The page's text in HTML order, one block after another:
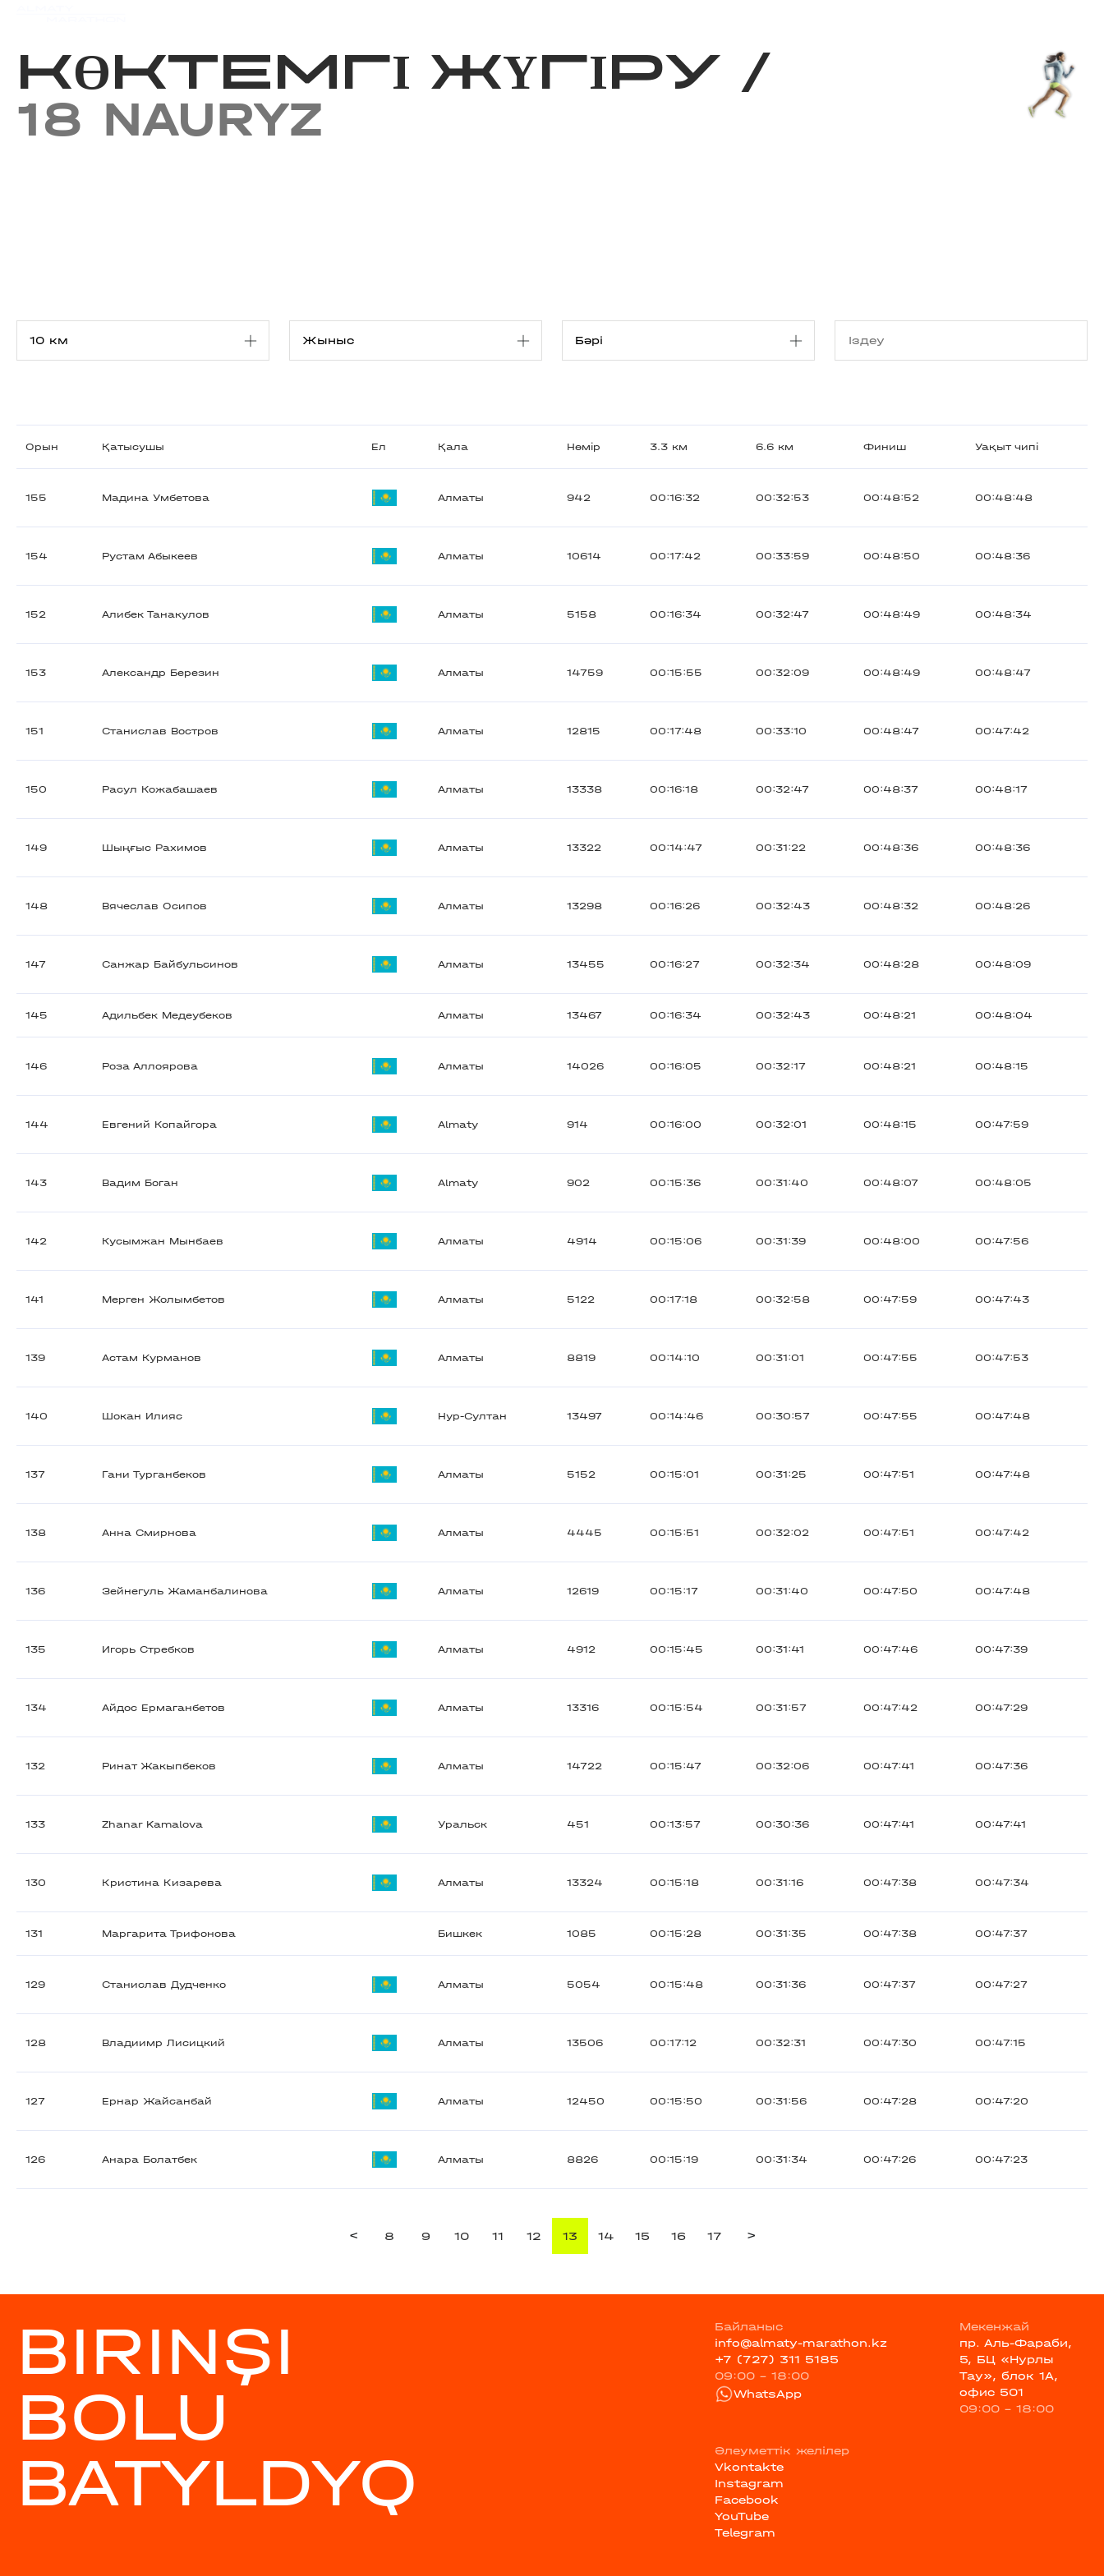
КӨКТЕМГІ ЖҮГІРУ /
18 NAURYZ
Орын Қатысушы Ел Қала Нөмір 3.3 км 6.6 км Финиш Уақыт чипі
155 Мадина Умбетова Алматы 942 00:16:32 00:32:53 00:48:52 00:48:48
154 Рустам Абыкеев Алматы 10614 00:17:42 00:33:59 00:48:50 00:48:36
152 Алибек Танакулов Алматы 5158 00:16:34 00:32:47 00:48:49 00:48:34
153 Александр Березин Алматы 14759 00:15:55 00:32:09 00:48:49 00:48:47
151 Станислав Востров Алматы 12815 00:17:48 00:33:10 00:48:47 00:47:42
150 Расул Кожабашаев Алматы 13338 00:16:18 00:32:47 00:48:37 00:48:17
149 Шыңғыс Рахимов Алматы 13322 00:14:47 00:31:22 00:48:36 00:48:36
148 Вячеслав Осипов Алматы 13298 00:16:26 00:32:43 00:48:32 00:48:26
147 Санжар Байбульсинов Алматы 13455 00:16:27 00:32:34 00:48:28 00:48:09
145 Адильбек Медеубеков Алматы 13467 00:16:34 00:32:43 00:48:21 00:48:04
146 Роза Аллоярова Алматы 14026 00:16:05 00:32:17 00:48:21 00:48:15
144 Евгений Копайгора Almaty 914 00:16:00 00:32:01 00:48:15 00:47:59
143 Вадим Боган Almaty 902 00:15:36 00:31:40 00:48:07 00:48:05
142 Кусымжан Мынбаев Алматы 4914 00:15:06 00:31:39 00:48:00 00:47:56
141 Мерген Жолымбетов Алматы 5122 00:17:18 00:32:58 00:47:59 00:47:43
139 Астам Курманов Алматы 8819 00:14:10 00:31:01 00:47:55 00:47:53
140 Шокан Илияс Нур-Султан 13497 00:14:46 00:30:57 00:47:55 00:47:48
137 Гани Турганбеков Алматы 5152 00:15:01 00:31:25 00:47:51 00:47:48
138 Анна Смирнова Алматы 4445 00:15:51 00:32:02 00:47:51 00:47:42
136 Зейнегуль Жаманбалинова Алматы 12619 00:15:17 00:31:40 00:47:50 00:47:48
135 Игорь Стребков Алматы 4912 00:15:45 00:31:41 00:47:46 00:47:39
134 Айдос Ермаганбетов Алматы 13316 00:15:54 00:31:57 00:47:42 00:47:29
132 Ринат Жакыпбеков Алматы 14722 00:15:47 00:32:06 00:47:41 00:47:36
133 Zhanar Kamalova Уральск 451 00:13:57 00:30:36 00:47:41 00:47:41
130 Кристина Кизарева Алматы 13324 00:15:18 00:31:16 00:47:38 00:47:34
131 Маргарита Трифонова Бишкек 1085 00:15:28 00:31:35 00:47:38 00:47:37
129 Станислав Дудченко Алматы 5054 00:15:48 00:31:36 00:47:37 00:47:27
128 Владиимр Лисицкий Алматы 13506 00:17:12 00:32:31 00:47:30 00:47:15
127 Ернар Жайсанбай Алматы 12450 00:15:50 00:31:56 00:47:28 00:47:20
126 Анара Болатбек Алматы 8826 00:15:19 00:31:34 00:47:26 00:47:23
< 8 9 10 11 12 13 14 15 16 17 >
BIRINŞI
BOLU
BATYLDYQ
Байланыс
info@almaty-marathon.kz
+7 (727) 311 5185
09:00 - 18:00
WhatsApp
Мекенжай
пр. Аль-Фараби,
5, БЦ «Нурлы
Тау», блок 1А,
офис 501
09:00 - 18:00
Әлеуметтік желілер
Vkontakte
Instagram
Facebook
YouTube
Telegram